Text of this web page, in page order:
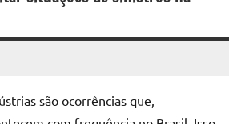
são ocorrências que,